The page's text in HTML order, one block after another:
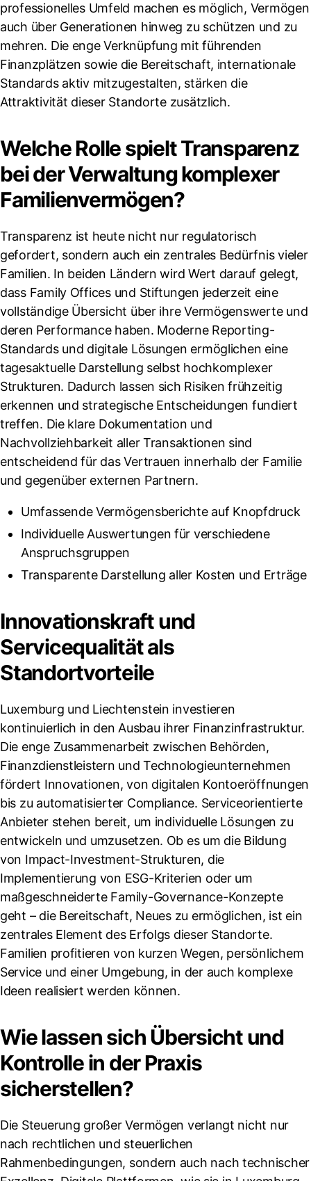
professionelles Umfeld machen es möglich, Vermögen
auch über Generationen hinweg zu schützen und zu
mehren. Die enge Verknüpfung mit führenden
Finanzplätzen sowie die Bereitschaft, internationale
Standards aktiv mitzugestalten, stärken die
Attraktivität dieser Standorte zusätzlich.
Welche Rolle spielt Transparenz
bei der Verwaltung komplexer
Familienvermögen?
Transparenz ist heute nicht nur regulatorisch
gefordert, sondern auch ein zentrales Bedürfnis vieler
Familien. In beiden Ländern wird Wert darauf gelegt,
dass Family Offices und Stiftungen jederzeit eine
vollständige Übersicht über ihre Vermögenswerte und
deren Performance haben. Moderne Reporting-
Standards und digitale Lösungen ermöglichen eine
tagesaktuelle Darstellung selbst hochkomplexer
Strukturen. Dadurch lassen sich Risiken frühzeitig
erkennen und strategische Entscheidungen fundiert
treffen. Die klare Dokumentation und
Nachvollziehbarkeit aller Transaktionen sind
entscheidend für das Vertrauen innerhalb der Familie
und gegenüber externen Partnern.
Umfassende Vermögensberichte auf Knopfdruck
Individuelle Auswertungen für verschiedene
Anspruchsgruppen
Transparente Darstellung aller Kosten und Erträge
Innovationskraft und
Servicequalität als
Standortvorteile
Luxemburg und Liechtenstein investieren
kontinuierlich in den Ausbau ihrer Finanzinfrastruktur.
Die enge Zusammenarbeit zwischen Behörden,
Finanzdienstleistern und Technologieunternehmen
fördert Innovationen, von digitalen Kontoeröffnungen
bis zu automatisierter Compliance. Serviceorientierte
Anbieter stehen bereit, um individuelle Lösungen zu
entwickeln und umzusetzen. Ob es um die Bildung
von Impact-Investment-Strukturen, die
Implementierung von ESG-Kriterien oder um
maßgeschneiderte Family-Governance-Konzepte
geht – die Bereitschaft, Neues zu ermöglichen, ist ein
zentrales Element des Erfolgs dieser Standorte.
Familien profitieren von kurzen Wegen, persönlichem
Service und einer Umgebung, in der auch komplexe
Ideen realisiert werden können.
Wie lassen sich Übersicht und
Kontrolle in der Praxis
sicherstellen?
Die Steuerung großer Vermögen verlangt nicht nur
nach rechtlichen und steuerlichen
Rahmenbedingungen, sondern auch nach technischer